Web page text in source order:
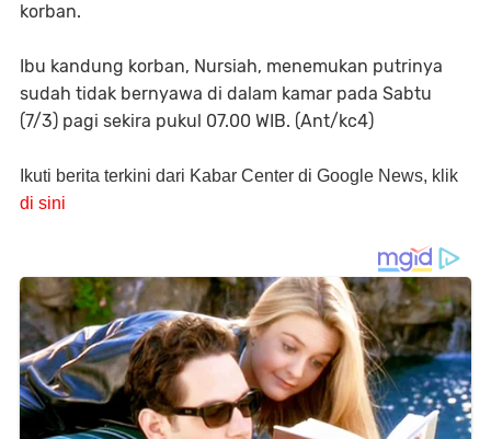
korban.
Ibu kandung korban, Nursiah, menemukan putrinya
sudah tidak bernyawa di dalam kamar pada Sabtu
(7/3) pagi sekira pukul 07.00 WIB. (Ant/kc4)
Ikuti berita terkini dari Kabar Center di Google News, klik
di sini